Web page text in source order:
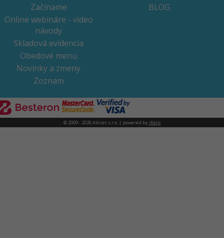
Začíname
Online webináre - video
návody
Skladová evidencia
Obedové menu
Novinky a zmeny
Zoznam
BLOG
© 2009 - 2026 Abiset s.r.o. | powered by iKelp